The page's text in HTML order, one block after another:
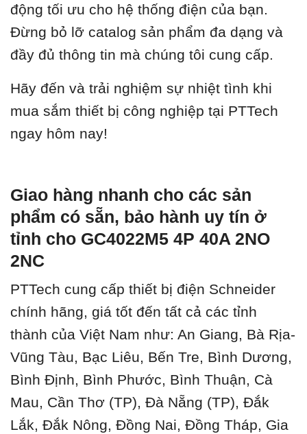
động tối ưu cho hệ thống điện của bạn.
Đừng bỏ lỡ catalog sản phẩm đa dạng và
đầy đủ thông tin mà chúng tôi cung cấp.
Hãy đến và trải nghiệm sự nhiệt tình khi
mua sắm thiết bị công nghiệp tại PTTech
ngay hôm nay!
Giao hàng nhanh cho các sản
phẩm có sẵn, bảo hành uy tín ở
tỉnh cho GC4022M5 4P 40A 2NO
2NC
PTTech cung cấp thiết bị điện Schneider
chính hãng, giá tốt đến tất cả các tỉnh
thành của Việt Nam như: An Giang, Bà Rịa-
Vũng Tàu, Bạc Liêu, Bến Tre, Bình Dương,
Bình Định, Bình Phước, Bình Thuận, Cà
Mau, Cần Thơ (TP), Đà Nẵng (TP), Đắk
Lắk, Đắk Nông, Đồng Nai, Đồng Tháp, Gia